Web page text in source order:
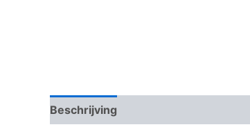
Beschrijving